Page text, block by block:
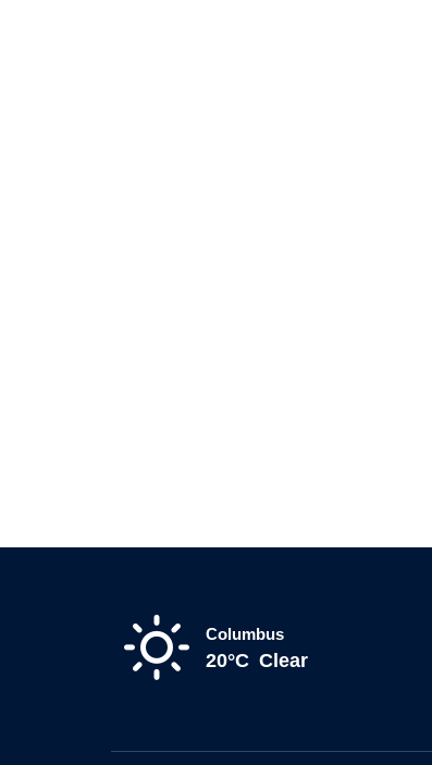
Columbus
20°C Clear